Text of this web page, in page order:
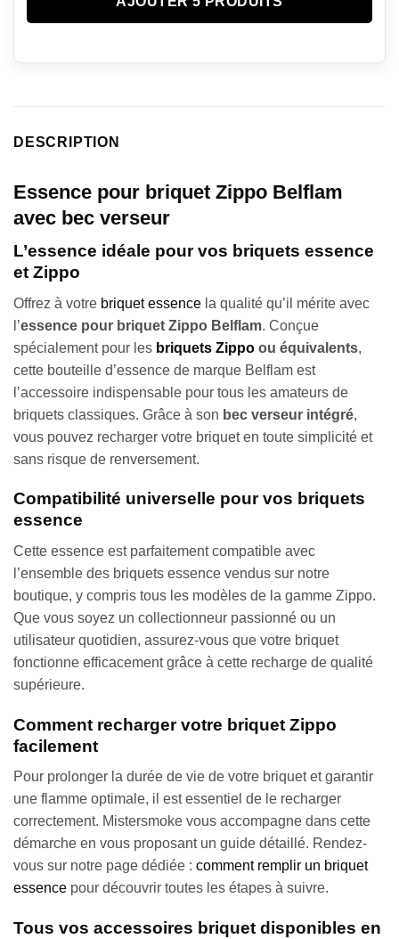
DESCRIPTION
Essence pour briquet Zippo Belflam
avec bec verseur
L’essence idéale pour vos briquets essence
et Zippo
Offrez à votre briquet essence la qualité qu’il mérite avec
l’essence pour briquet Zippo Belflam. Conçue
spécialement pour les briquets Zippo ou équivalents,
cette bouteille d’essence de marque Belflam est
l’accessoire indispensable pour tous les amateurs de
briquets classiques. Grâce à son bec verseur intégré,
vous pouvez recharger votre briquet en toute simplicité et
sans risque de renversement.
Compatibilité universelle pour vos briquets
essence
Cette essence est parfaitement compatible avec
l’ensemble des briquets essence vendus sur notre
boutique, y compris tous les modèles de la gamme Zippo.
Que vous soyez un collectionneur passionné ou un
utilisateur quotidien, assurez-vous que votre briquet
fonctionne efficacement grâce à cette recharge de qualité
supérieure.
Comment recharger votre briquet Zippo
facilement
Pour prolonger la durée de vie de votre briquet et garantir
une flamme optimale, il est essentiel de le recharger
correctement. Mistersmoke vous accompagne dans cette
démarche en vous proposant un guide détaillé. Rendez-
vous sur notre page dédiée : comment remplir un briquet
essence pour découvrir toutes les étapes à suivre.
Tous vos accessoires briquet disponibles en